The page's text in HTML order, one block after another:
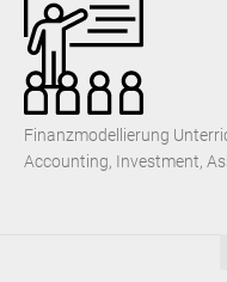
Finanzmodellierung
Accounting, Investment,